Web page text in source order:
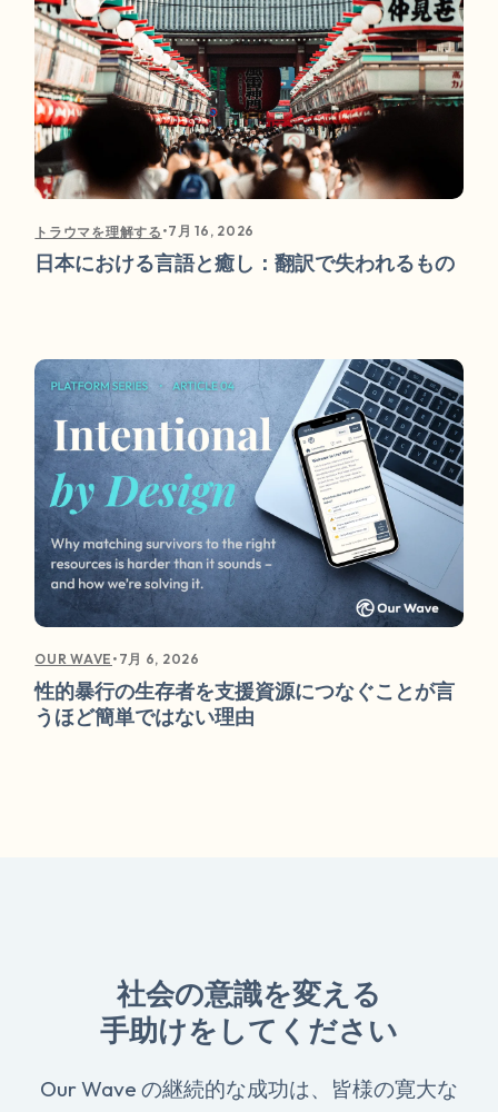
トラウマを理解する •7月 16, 2026
日本における言語と癒し：翻訳で失われるもの
OUR WAVE • 7月 6, 2026
性的暴行の生存者を支援資源につなぐことが言
うほど簡単ではない理由
社会の意識を変える
手助けをしてください
Our Wave の継続的な成功は、皆様の寛大な